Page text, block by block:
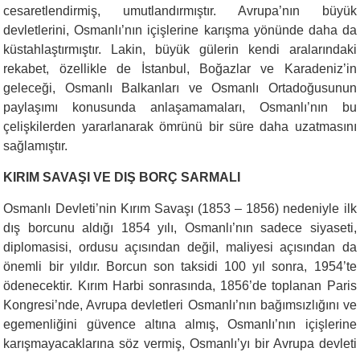
cesaretlendirmiş, umutlandırmıştır. Avrupa’nın büyük
devletlerini, Osmanlı’nın içişlerine karışma yönünde daha da
küstahlaştırmıştır. Lakin, büyük gülerin kendi aralarındaki
rekabet, özellikle de İstanbul, Boğazlar ve Karadeniz’in
geleceği, Osmanlı Balkanları ve Osmanlı Ortadoğusunun
paylaşımı konusunda anlaşamamaları, Osmanlı’nın bu
çelişkilerden yararlanarak ömrünü bir süre daha uzatmasını
sağlamıştır.
KIRIM SAVAŞI VE DIŞ BORÇ SARMALI
Osmanlı Devleti’nin Kırım Savaşı (1853 – 1856) nedeniyle ilk
dış borcunu aldığı 1854 yılı, Osmanlı’nın sadece siyaseti,
diplomasisi, ordusu açısından değil, maliyesi açısından da
önemli bir yıldır. Borcun son taksidi 100 yıl sonra, 1954’te
ödenecektir. Kırım Harbi sonrasında, 1856’de toplanan Paris
Kongresi’nde, Avrupa devletleri Osmanlı’nın bağımsızlığını ve
egemenliğini güvence altına almış, Osmanlı’nın içişlerine
karışmayacaklarına söz vermiş, Osmanlı’yı bir Avrupa devleti